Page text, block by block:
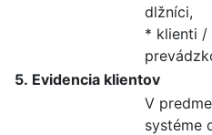
dlžníci,
* klienti /
5. Evidencia klientov
V
systéme